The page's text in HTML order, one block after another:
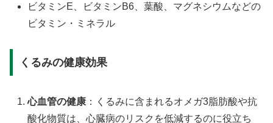
ビタミンE、ビタミンB6、葉酸、マグネシウムなどの
ビタミン・ミネラル
くるみの健康効果
心血管の健康 ：くるみに含まれるオメガ3脂肪酸や抗
酸化物質は、心臓病のリスクを低減するのに役立ち